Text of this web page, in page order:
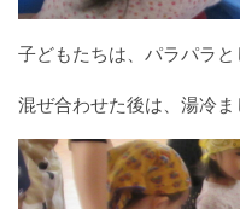
子どもたちは、パラパラ
混ぜ合わせた後は、湯冷